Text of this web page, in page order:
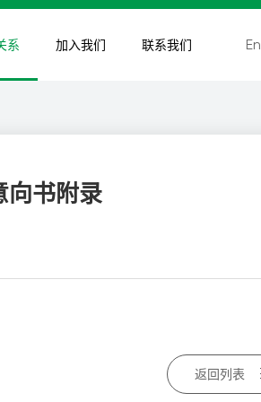
系 加入我们 联系我们 En
向书附录
返回列表